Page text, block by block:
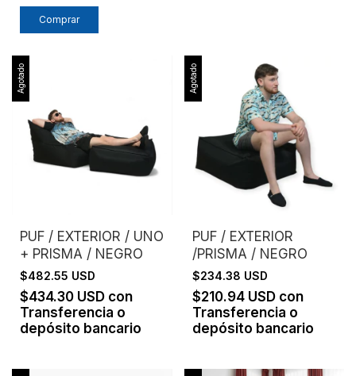
Agotado
PUF / EXTERIOR / UNO
+ PRISMA / NEGRO
$482.55 USD
$434.30 USD con
Transferencia o
depósito bancario
Agotado
PUF / EXTERIOR
/PRISMA / NEGRO
$234.38 USD
$210.94 USD con
Transferencia o
depósito bancario